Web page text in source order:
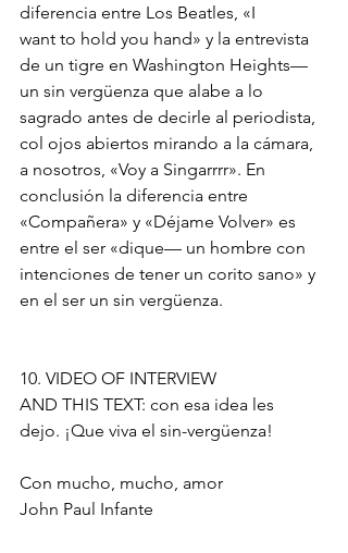
diferencia entre Los Beatles, «I
want to hold you hand» y la entrevista
de un tigre en Washington Heights—
un sin vergüenza que alabe a lo
sagrado antes de decirle al periodista,
col ojos abiertos mirando a la cámara,
a nosotros, «Voy a Singarrrr». En
conclusión la diferencia entre
«Compañera» y «Déjame Volver» es
entre el ser «dique— un hombre con
intenciones de tener un corito sano» y
en el ser un sin vergüenza.
10. VIDEO OF INTERVIEW
AND THIS TEXT: con esa idea les
dejo. ¡Que viva el sin-vergüenza!
Con mucho, mucho, amor
John Paul Infante